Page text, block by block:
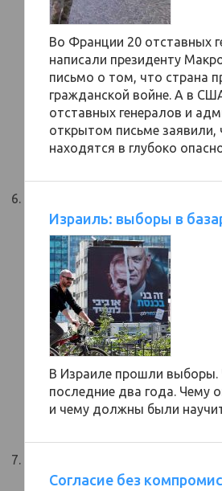
Во Франции 20 отставных
написали президенту
письмо о том, что страна
гражданской войне. А в
отставных генералов и
открытом письме
находятся в глубоко
Израиль: выборы в
В Израиле прошли выборы.
последние два года. Чему
и чему должны были
Согласие без